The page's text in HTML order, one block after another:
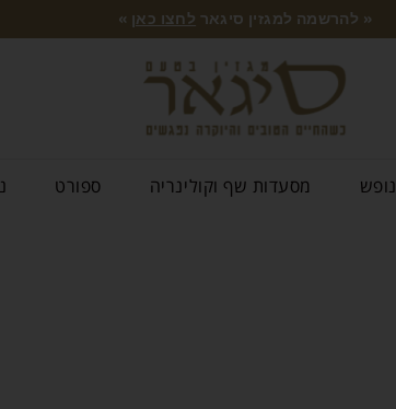
« להרשמה למגזין סיגאר לחצו כאן »
נופש מסעדות שף וקולינריה ספורט